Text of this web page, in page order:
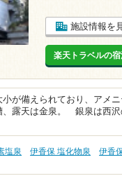
施設情報を
楽天トラベルの
小が備えられており、アメ
、露天は金泉。 銀泉は西沢
塩泉 伊香保 塩化物泉 伊香